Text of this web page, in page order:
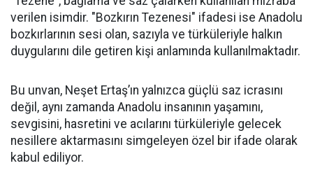
verilen isimdir. "Bozkırın Tezenesi" ifadesi ise Anadolu
bozkırlarının sesi olan, sazıyla ve türküleriyle halkın
duygularını dile getiren kişi anlamında kullanılmaktadır.
Bu unvan, Neşet Ertaş’ın yalnızca güçlü saz icrasını
değil, aynı zamanda Anadolu insanının yaşamını,
sevgisini, hasretini ve acılarını türküleriyle gelecek
nesillere aktarmasını simgeleyen özel bir ifade olarak
kabul ediliyor.